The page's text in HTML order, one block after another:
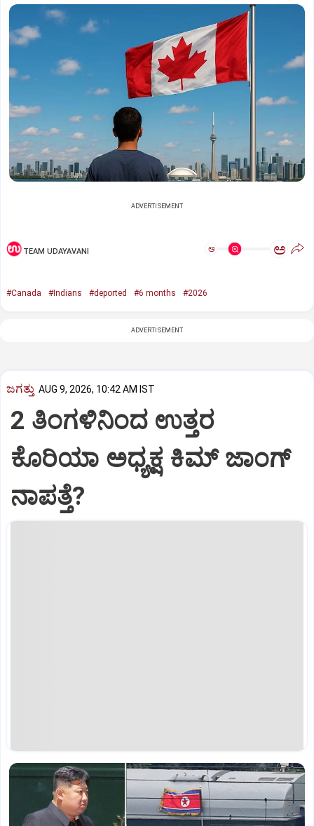
ADVERTISEMENT
TEAM UDAYAVANI ಅ ಅ
#Canada #Indians #deported #6 months #2026
ADVERTISEMENT
ಜಗತ್ತು AUG 9, 2026, 10:42 AM IST
2 ತಿಂಗಳಿನಿಂದ ಉತ್ತರ
ಕೊರಿಯಾ ಅಧ್ಯಕ್ಷ ಕಿಮ್‌ ಜಾಂಗ್‌
ನಾಪತ್ತೆ?